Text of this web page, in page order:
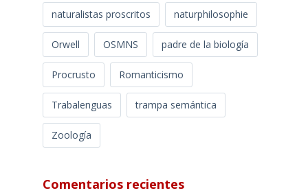
naturalistas proscritos naturphilosophie
Orwell OSMNS padre de la biología
Procrusto Romanticismo
Trabalenguas trampa semántica
Zoología
Comentarios recientes